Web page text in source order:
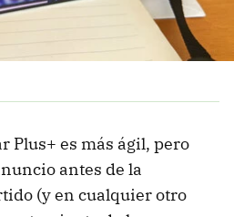
Plus+ es más ágil, pero
antes de la
(y en cualquier otro